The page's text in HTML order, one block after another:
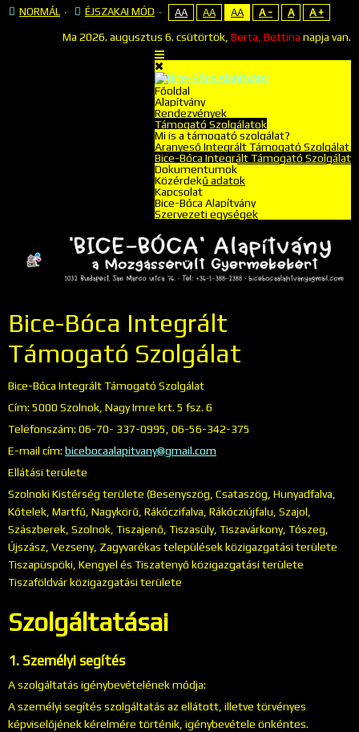
NORMÁL ÉJSZAKAI MÓD AA AA AA A - A A +
Ma 2026. augusztus 6. csütörtök, Berta, Bettina napja van.
Főoldal
Alapítvány
Rendezvények
Támogató Szolgálatok
Mi is a támogató szolgálat?
Aranyeső Integrált Támogató Szolgálat
Bice-Bóca Integrált Támogató Szolgálat
Dokumentumok
Közérdekű adatok
Kapcsolat
Bice-Bóca Alapítvány
Szervezeti egységek
Bice-Bóca Integrált
Támogató Szolgálat
Bice-Bóca Integrált Támogató Szolgálat
Cím: 5000 Szolnok, Nagy Imre krt. 5 fsz. 6
Telefonszám: 06-70- 337-0995, 06-56-342-375
E-mail cím: bicebocaalapitvany@gmail.com
Ellátási területe
Szolnoki Kistérség területe (Besenyszög, Csataszög, Hunyadfalva,
Kőtelek, Martfű, Nagykörű, Rákóczifalva, Rákócziújfalu, Szajol,
Szászberek, Szolnok, Tiszajenő, Tiszasüly, Tiszavárkony, Tószeg,
Újszász, Vezseny, Zagyvarékas települések közigazgatási területe
Tiszapüspöki, Kengyel és Tiszatenyő közigazgatási területe
Tiszaföldvár közigazgatási területe
Szolgáltatásai
1. Személyi segítés
A szolgáltatás igénybevételének módja:
A személyi segítés szolgáltatás az ellátott, illetve törvényes
képviselőjének kérelmére történik, igénybevétele önkéntes.